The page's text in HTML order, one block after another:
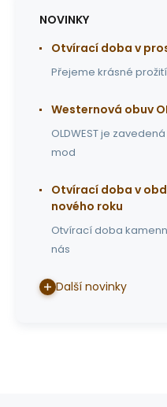
NOVINKY
Otvírací doba v
Přejeme krásné
Westernová obuv
OLDWEST je
mod
Otvírací doba v
nového roku
Otvírací doba
nás
Další novinky